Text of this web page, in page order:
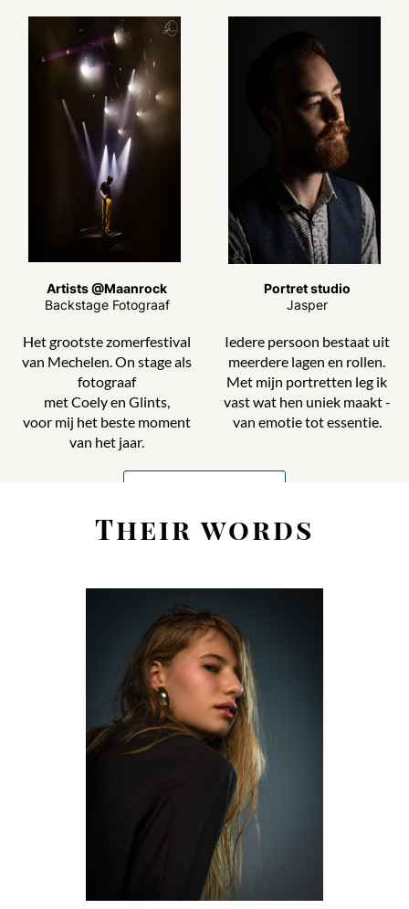
Artists @Maanrock
Backstage Fotograaf
Het grootste zomerfestival
van Mechelen.On stage als
fotograaf
met Coely en Glints,
voor mij het beste moment
van het jaar.
Portret studio
Jasper
Iedere persoon bestaat uit
meerdere lagen en rollen.
Met mijn portretten leg ik
vast wat hen uniek maakt -
van emotie tot essentie.
Their words